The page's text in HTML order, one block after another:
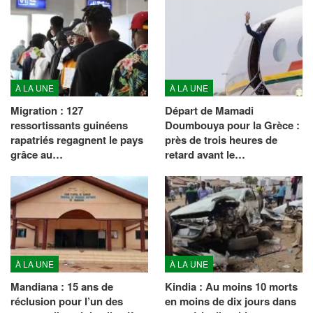
À LA UNE
Migration : 127
ressortissants guinéens
rapatriés regagnent le pays
grâce au…
À LA UNE
Départ de Mamadi
Doumbouya pour la Grèce :
près de trois heures de
retard avant le…
À LA UNE
Mandiana : 15 ans de
réclusion pour l’un des
À LA UNE
Kindia : Au moins 10 morts
en moins de dix jours dans